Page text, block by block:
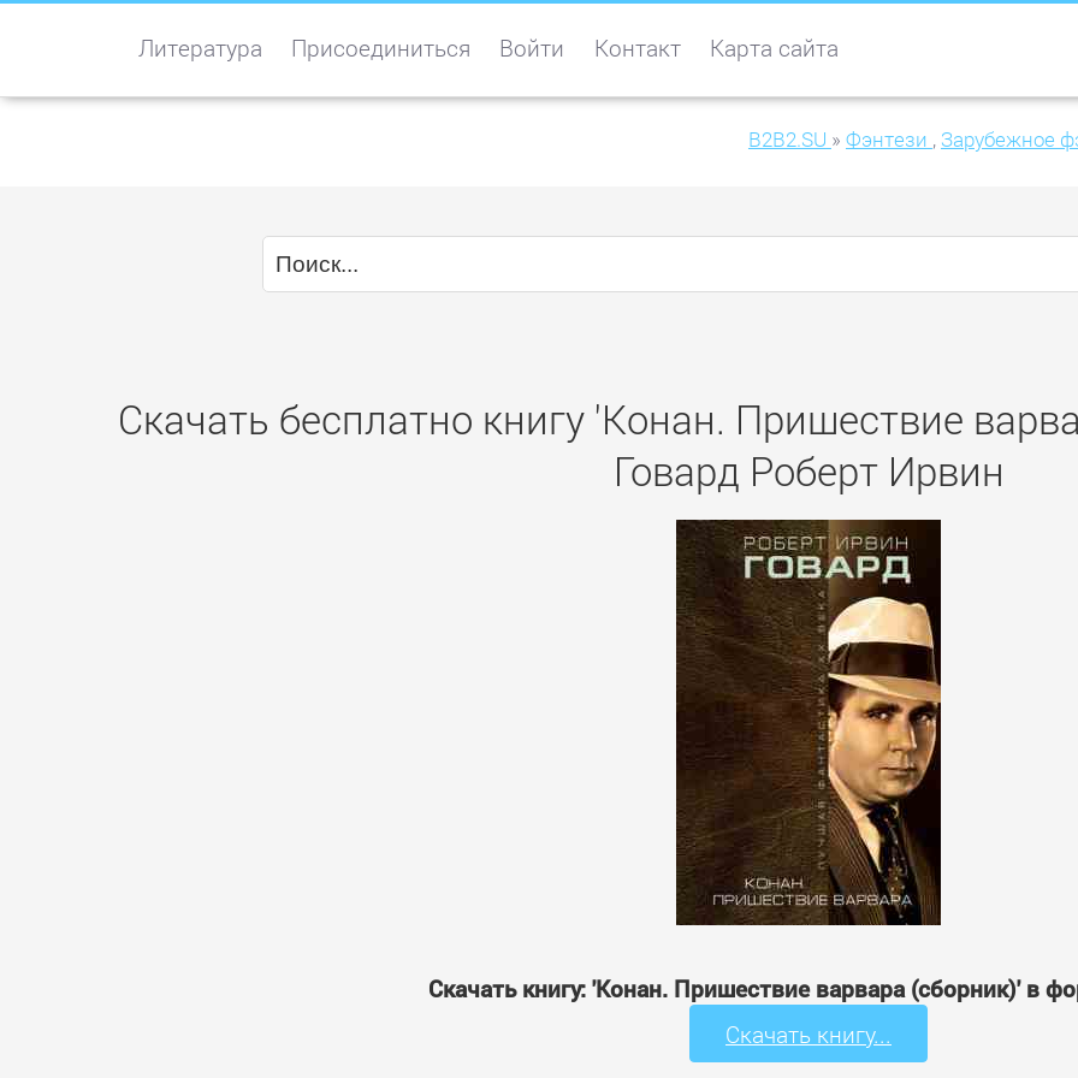
Литература Присоединиться Войти Контакт Карта сайта
B2B2.SU » Фэнтези , Зарубежное
Скачать бесплатно книгу 'Конан. Пришествие
Говард Роберт Ирвин
Скачать книгу: 'Конан. Пришествие варвара (сборник)' в
Скачать книгу...